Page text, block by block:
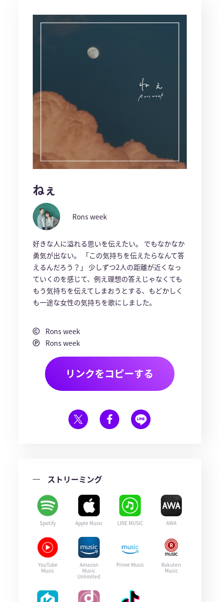
ねぇ
Rons week
好きな人に溢れる思いを伝えたい。 でもなかなか
勇気が出ない。 「この気持ちを伝えたらなんて答
えるんだろう？」 少しずつ2人の距離が近くなっ
ていくのを感じて、例え理想の答えじゃなくても
もう気持ちを伝えてしまおうとする、もどかしく
も一途な女性の気持ちを歌にしました。
Rons week
Rons week
リンクをコピーする
ストリーミング
Spotify Apple Music LINE MUSIC AWA
YouTube
Music
Amazon
Music
Unlimited
Prime Music
Rakuten
Music